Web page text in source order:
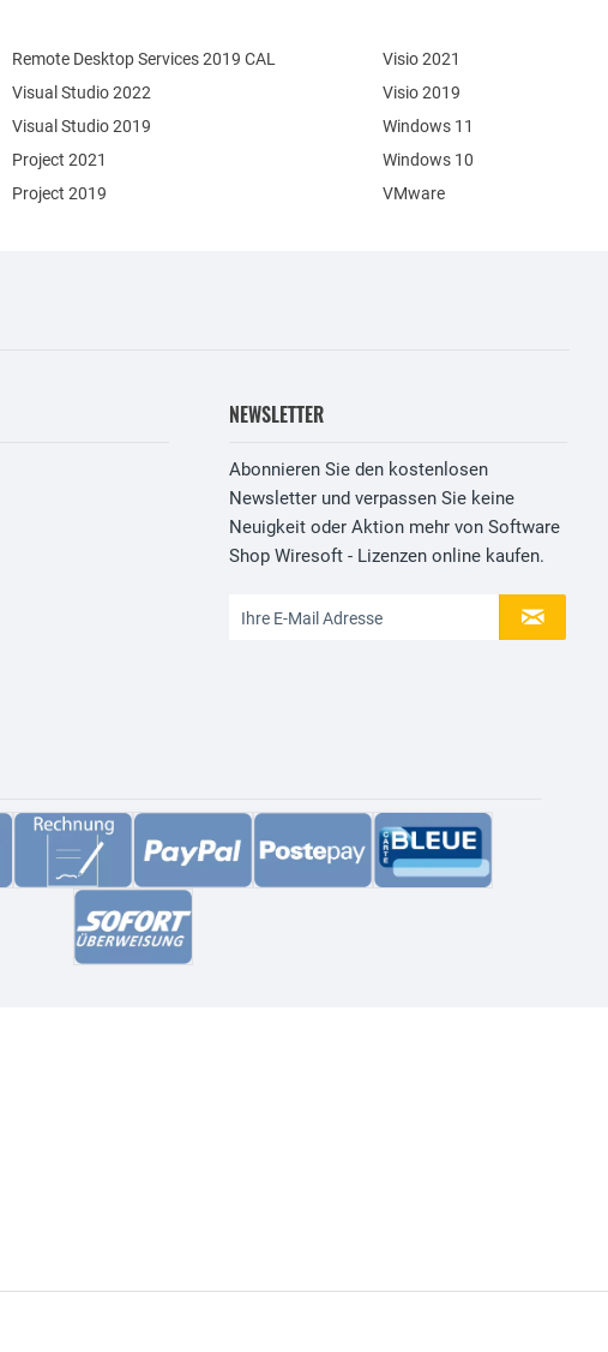
Remote Desktop Services 2019 CAL
Visual Studio 2022
Visual Studio 2019
Project 2021
Project 2019
Visio 2021
Visio 2019
Windows 11
Windows 10
VMware
NEWSLETTER
Abonnieren Sie den kostenlosen
Newsletter und verpassen Sie keine
Neuigkeit oder Aktion mehr von Software
Shop Wiresoft - Lizenzen online kaufen.